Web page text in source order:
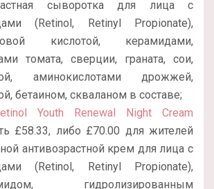
сыворотка для лица с
(Retinol, Retinyl Propionate),
кислотой, керамидами,
томата, сверции, граната, сои,
аминокислотами дрожжей,
бетаином, скваланом в составе;
Youth Renewal Night Cream
£58.33, либо £70.00 для жителей
антивозрастной крем для лица с
(Retinol, Retinyl Propionate),
гидролизированным